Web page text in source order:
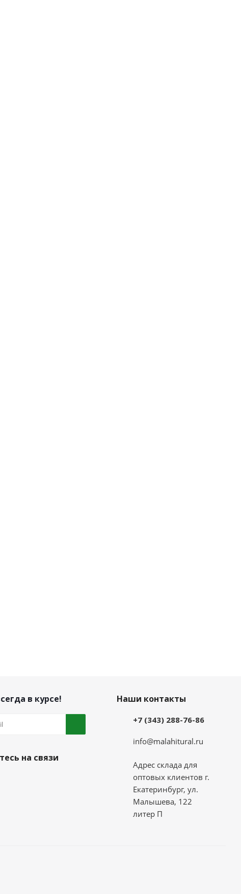
в курсе!
на связи
Наши контакты
+7 (343) 288-76-86
info@malahitural.ru
Адрес склада для
оптовых клиентов г.
Екатеринбург, ул.
Малышева, 122
литер П